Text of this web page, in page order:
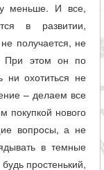
меньше. И все,
в развитии,
получается, не
При этом он по
ни охотиться не
– делаем все
покупкой нового
вопросы, а не
в темные
простенький,